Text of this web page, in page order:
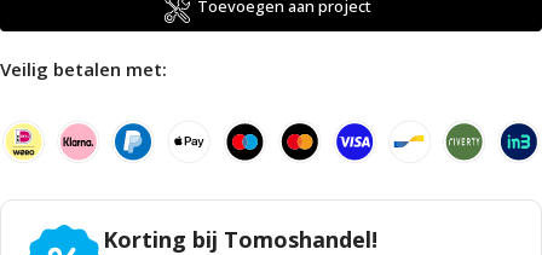
Toevoegen aan project
Veilig betalen met:
Korting bij Tomoshandel!